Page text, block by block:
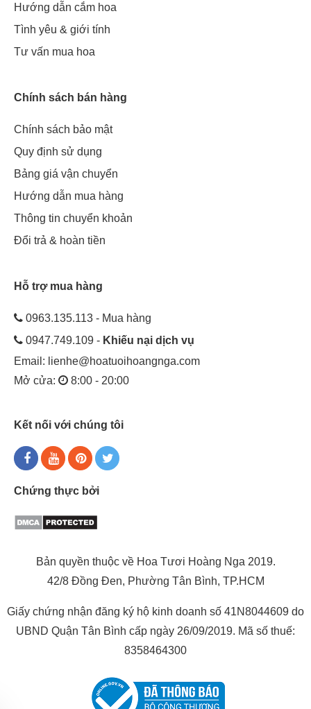
Hướng dẫn cắm hoa
Tình yêu & giới tính
Tư vấn mua hoa
Chính sách bán hàng
Chính sách bảo mật
Quy định sử dụng
Bảng giá vận chuyển
Hướng dẫn mua hàng
Thông tin chuyển khoản
Đổi trả & hoàn tiền
Hỗ trợ mua hàng
0963.135.113 - Mua hàng
0947.749.109 - Khiếu nại dịch vụ
Email: lienhe@hoatuoihoangnga.com
Mở cửa:
8:00 - 20:00
Kết nối với chúng tôi
Chứng thực bởi
Bản quyền thuộc về Hoa Tươi Hoàng Nga 2019.
42/8 Đồng Đen, Phường Tân Bình, TP.HCM
Giấy chứng nhận đăng ký hộ kinh doanh số 41N8044609 do
UBND Quận Tân Bình cấp ngày 26/09/2019. Mã số thuế:
8358464300